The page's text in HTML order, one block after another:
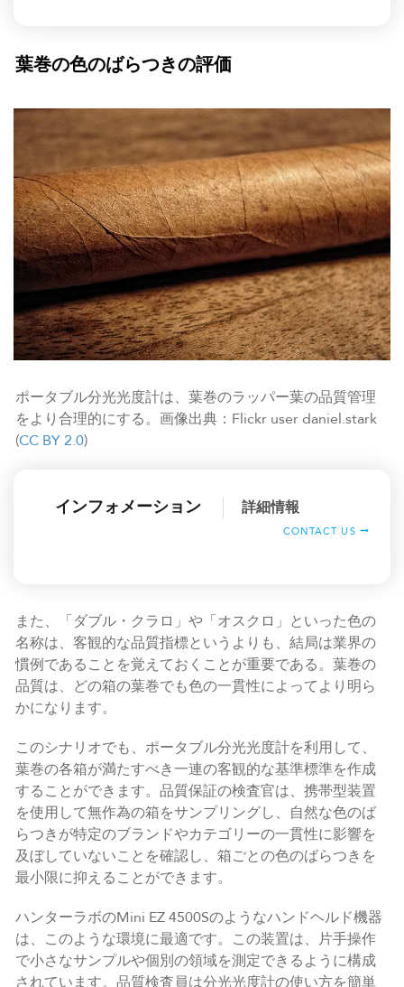
葉巻の色のばらつきの評価
ポータブル分光光度計は、葉巻のラッパー葉の品質管理
をより合理的にする。画像出典：Flickr user daniel.stark
(CC BY 2.0)
インフォメーション 詳細情報
CONTACT US
また、「ダブル・クラロ」や「オスクロ」といった色の
名称は、客観的な品質指標というよりも、結局は業界の
慣例であることを覚えておくことが重要である。葉巻の
品質は、どの箱の葉巻でも色の一貫性によってより明ら
かになります。
このシナリオでも、ポータブル分光光度計を利用して、
葉巻の各箱が満たすべき一連の客観的な基準標準を作成
することができます。品質保証の検査官は、携帯型装置
を使用して無作為の箱をサンプリングし、自然な色のば
らつきが特定のブランドやカテゴリーの一貫性に影響を
及ぼしていないことを確認し、箱ごとの色のばらつきを
最小限に抑えることができます。
ハンターラボのMini EZ 4500Sのようなハンドヘルド機器
は、このような環境に最適です。この装置は、片手操作
で小さなサンプルや個別の領域を測定できるように構成
されています。品質検査員は分光光度計の使い方を簡単